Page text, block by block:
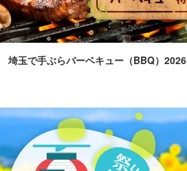
埼玉で手ぶらバーベキュー（BBQ）2026